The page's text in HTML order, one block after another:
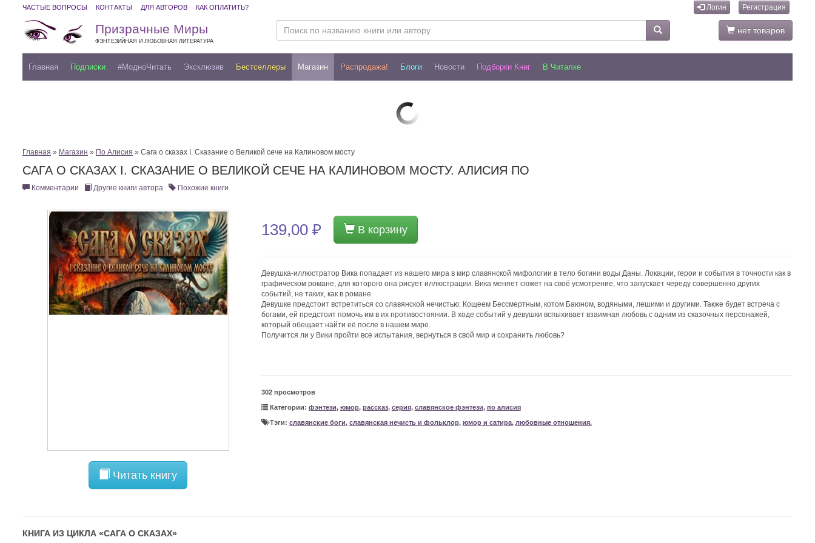
ЧАСТЫЕ ВОПРОСЫ КОНТАКТЫ ДЛЯ АВТОРОВ КАК ОПЛАТИТЬ? Логин Регистрация
Призрачные Миры
ФЭНТЕЗИЙНАЯ И ЛЮБОВНАЯ ЛИТЕРАТУРА
нет товаров
Главная Подписки #МодноЧитать Эксклюзив Бестселлеры Магазин Распродажа! Блоги Новости Подборки Книг В Читалке
Главная » Магазин » По Алисия » Cага о сказах I. Сказание о Великой сече на Калиновом мосту
CАГА О СКАЗАХ I. СКАЗАНИЕ О ВЕЛИКОЙ СЕЧЕ НА КАЛИНОВОМ МОСТУ. АЛИСИЯ ПО
Комментарии Другие книги автора Похожие книги
Читать книгу
139,00 ₽ В корзину
Девушка-иллюстратор Вика попадает из нашего мира в мир славянской мифологии в тело богини воды Даны. Локации, герои и события в точности как в
графическом романе, для которого она рисует иллюстрации. Вика меняет сюжет на своё усмотрение, что запускает череду совершенно других
событий, не таких, как в романе.
Девушке предстоит встретиться со славянской нечистью: Кощеем Бессмертным, котом Баюном, водяными, лешими и другими. Также будет встреча с
богами, ей предстоит помочь им в их противостоянии. В ходе событий у девушки вспыхивает взаимная любовь с одним из сказочных персонажей,
который обещает найти её после в нашем мире.
Получится ли у Вики пройти все испытания, вернуться в свой мир и сохранить любовь?
302 просмотров
Категории: фэнтези, юмор, рассказ, серия, славянское фэнтези, по алисия
Тэги: славянские боги, славянская нечисть и фольклор, юмор и сатира, любовные отношения.
КНИГА ИЗ ЦИКЛА «САГА О СКАЗАХ»